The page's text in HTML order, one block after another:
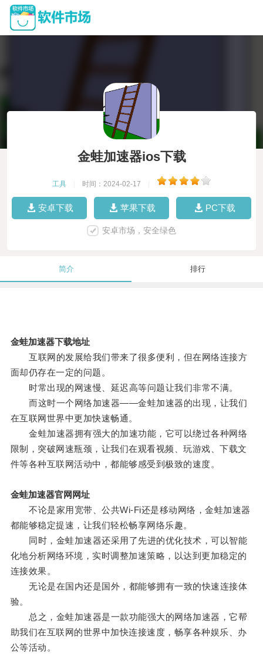
金蛙加速器ios下载
工具 时间：2024-02-17
安卓下载 苹果下载 PC下载
安卓市场，安全绿色
简介 排行
金蛙加速器下载地址
互联网的发展给我们带来了很多便利，但在网络连接方
面却仍存在一定的问题。
时常出现的网速慢、延迟高等问题让我们非常不满。
而这时一个网络加速器——金蛙加速器的出现，让我们
在互联网世界中更加快速畅通。
金蛙加速器拥有强大的加速功能，它可以绕过各种网络
限制，突破网速瓶颈，让我们在观看视频、玩游戏、下载文
件等各种互联网活动中，都能够感受到极致的速度。
金蛙加速器官网网址
不论是家用宽带、公共Wi-Fi还是移动网络，金蛙加速器
都能够稳定提速，让我们轻松畅享网络乐趣。
同时，金蛙加速器还采用了先进的优化技术，可以智能
化地分析网络环境，实时调整加速策略，以达到更加稳定的
连接效果。
无论是在国内还是国外，都能够拥有一致的快速连接体
验。
总之，金蛙加速器是一款功能强大的网络加速器，它帮
助我们在互联网的世界中加快连接速度，畅享各种娱乐、办
公等活动。